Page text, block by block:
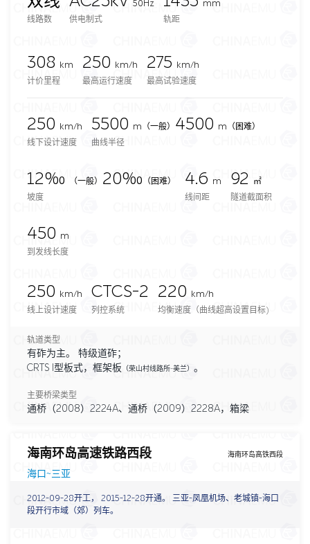
线路数
50Hz
供电制式
mm
轨距
308
km
计价里程
250
km/h
最高运行速度
275
km/h
最高试验速度
250
km/h
线下设计速度
5500 m （一般） 4500 m（困难）
曲线半径
12‰ （一般） 20‰ （困难）
坡度
4.6 m
线间距
92
㎡
隧道截面积
450 m
到发线长度
250
km/h
线上设计速度
CTCS-2
列控系统
220
km/h
均衡速度（曲线超高设置目标)
轨道类型
有砟为主。 特级道砟；
CRTS I型板式，框架板 （荣山村线路所-美兰） 。
主要桥梁类型
通桥（2008）2224A、通桥（2009）2228A，箱梁
海南环岛高铁西段
海南环岛高速铁路西段
海口~三亚
2012-09-28开工， 2015-12-28开通。 三亚-凤凰机场、老城镇-海口
段开行市域（郊）列车。